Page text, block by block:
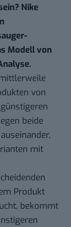
Nike
Modell von
von
beide
mit
Produkt
bekommt